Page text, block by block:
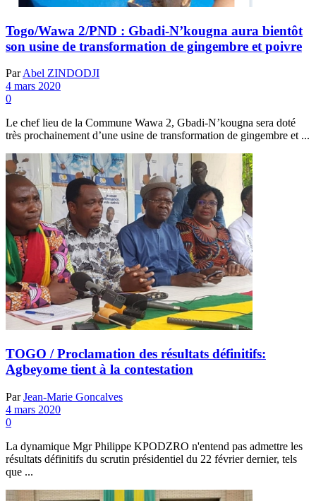
Togo/Wawa 2/PND : Gbadi-N’kougna aura bientôt
son usine de transformation de gingembre et poivre
Par Abel ZINDODJI
4 mars 2020
0
Le chef lieu de la Commune Wawa 2, Gbadi-N’kougna sera doté
très prochainement d’une usine de transformation de gingembre et ...
TOGO / Proclamation des résultats définitifs:
Agbeyome tient à la contestation
Par Jean-Marie Goncalves
4 mars 2020
0
La dynamique Mgr Philippe KPODZRO n'entend pas admettre les
résultats définitifs du scrutin présidentiel du 22 février dernier, tels
que ...